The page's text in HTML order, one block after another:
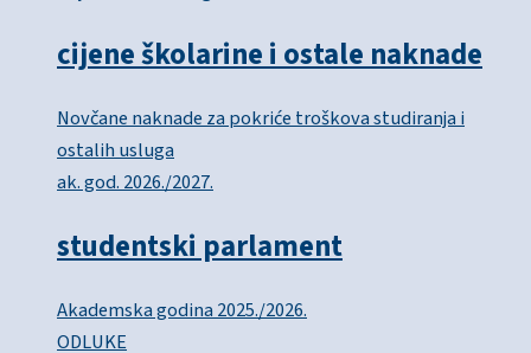
cijene školarine i ostale naknade
Novčane naknade za pokriće troškova studiranja i
ostalih usluga
ak. god. 2026./2027.
studentski parlament
Akademska godina 2025./2026.
ODLUKE